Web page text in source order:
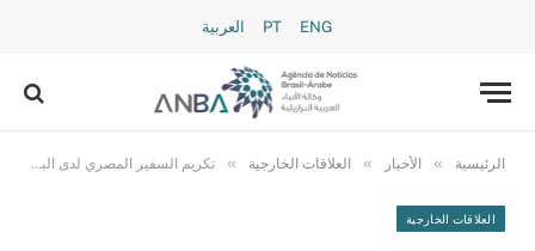
PT ENG العربية
الرئيسية » الأخبار » العلاقات الخارجية » تكريم السفير المصري لدى البرازيل بمناسبة انتهاء مهام عمله
العلاقات الخارجية